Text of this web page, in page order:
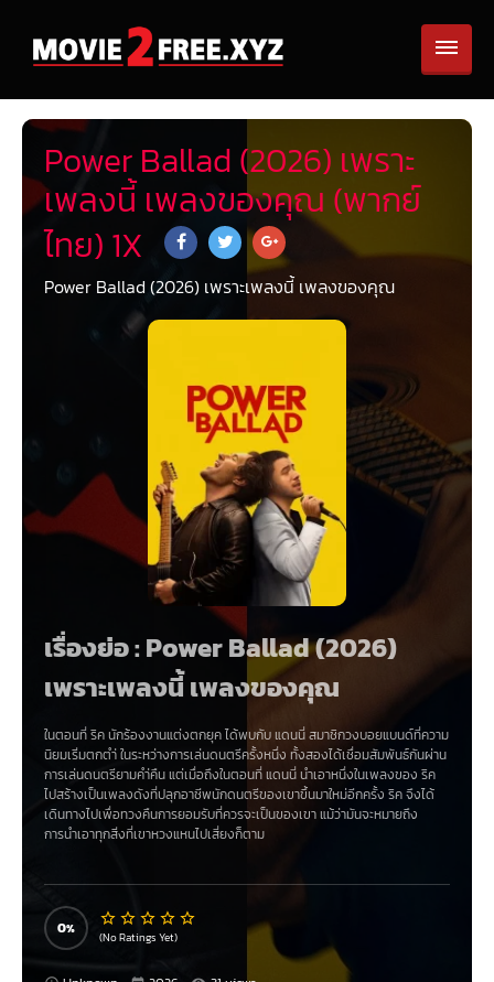
Power Ballad (2026) เพราะ
เพลงนี้ เพลงของคุณ (พากย์
ไทย) 1X
Power Ballad (2026) เพราะเพลงนี้ เพลงของคุณ
เรื่องย่อ : Power Ballad (2026)
เพราะเพลงนี้ เพลงของคุณ
ในตอนที่ ริค นักร้องงานแต่งตกยุค ได้พบกับ แดนนี่ สมาชิกวงบอยแบนด์ที่ความ
นิยมเริ่มตกตำ่ ในระหว่างการเล่นดนตรีครั้งหนึ่ง ทั้งสองได้เชื่อมสัมพันธ์กันผ่าน
การเล่นดนตรียามคำ่คืน แต่เมื่อถึงในตอนที่ แดนนี่ นำเอาหนึ่งในเพลงของ ริค
ไปสร้างเป็นเพลงดังที่ปลุกอาชีพนักดนตรีของเขาขึ้นมาใหม่อีกครั้ง ริค จึงได้
เดินทางไปเพื่อทวงคืนการยอมรับที่ควรจะเป็นของเขา แม้ว่ามันจะหมายถึง
การนำเอาทุกสิ่งที่เขาหวงแหนไปเสี่ยงก็ตาม
0 (No Ratings Yet)